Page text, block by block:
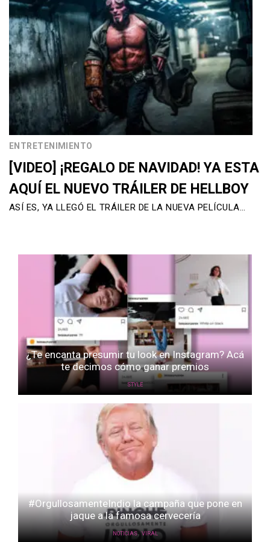
ENTRETENIMIENTO
[VIDEO] ¡REGALO DE NAVIDAD! YA ESTA
AQUÍ EL NUEVO TRÁILER DE HELLBOY
ASÍ ES, YA LLEGÓ EL TRÁILER DE LA NUEVA PELÍCULA…
¿Te encanta presumir tu look en Instagram? Acá
te decimos cómo ganar premios
STYLE
#OrgullosamenteIndio la campaña que pone en
jaque a la famosa cervecería
NOTICIAS,VIRAL